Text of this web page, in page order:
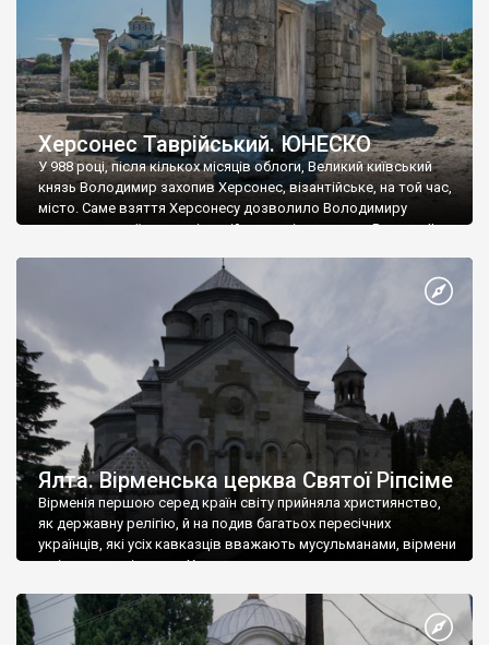
Херсонес Таврійський. ЮНЕСКО
У 988 році, після кількох місяців облоги, Великий київський
князь Володимир захопив Херсонес, візантійське, на той час,
місто. Саме взяття Херсонесу дозволило Володимиру
диктувати свої умови візантійському імператору Василю ІІ, та
Херсонесі Володимир-язичник, став Василем-християнином.
А потім було Хрещення Русі. На честь Херсонесу Таврійського
Ялта. Вірменська церква Святої Ріпсіме
Вірменія першою серед країн світу прийняла християнство,
як державну релігію, й на подив багатьох пересічних
українців, які усіх кавказців вважають мусульманами, вірмени
є відданими вірянами Христа